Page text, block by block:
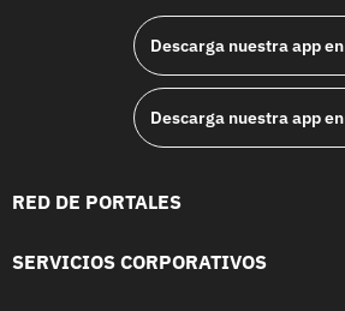
Descarga nuestra app en
Descarga nuestra app en
RED DE PORTALES
SERVICIOS CORPORATIVOS